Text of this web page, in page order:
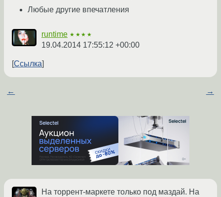
Любые другие впечатления
runtime ★★★★
19.04.2014 17:55:12 +00:00
Ссылка
← →
На торрент-маркете только под маздай. На